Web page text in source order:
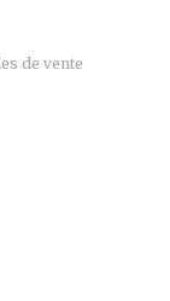
de vente